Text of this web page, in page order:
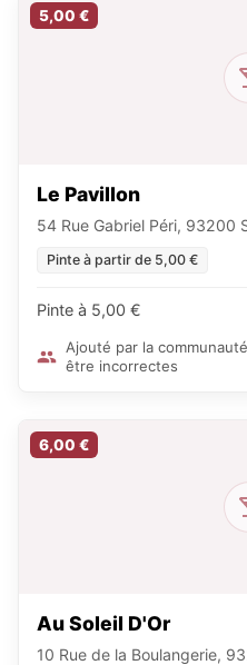
5,00 €
Le Pavillon
54 Rue Gabriel Péri, 93200
Pinte à partir de 5,00 €
Pinte à 5,00 €
Ajouté par la
être incorrectes
6,00 €
Au Soleil D'Or
10 Rue de la Boulangerie,